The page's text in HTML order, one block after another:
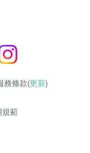
務條款(更新)
規範